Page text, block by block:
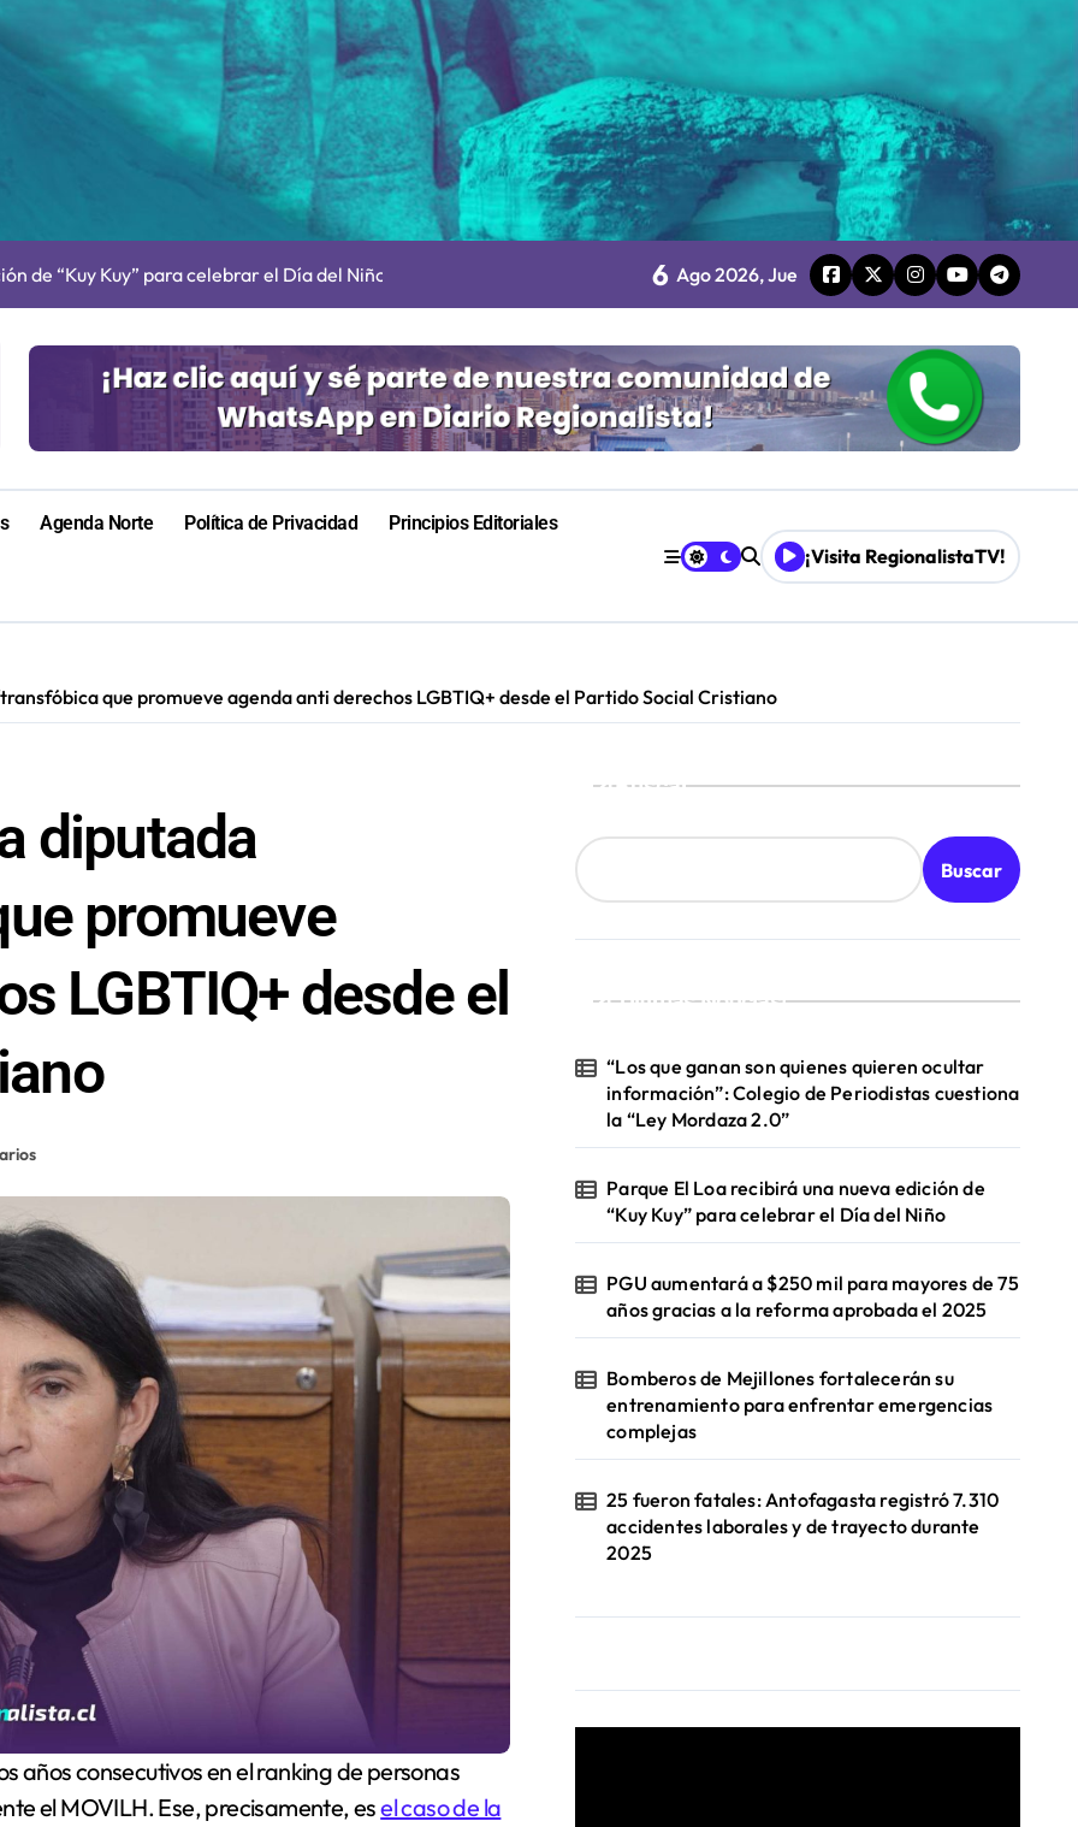
ruta eléctrica de carga de casi 500 kilómetros
información”: Colegio de Periodistas cuestiona la “Ley Mordaza 2.0”
de “Kuy Kuy” para celebrar el Día del Niño
de 75 años gracias a la reforma aprobada el 2025
entrenamiento para enfrentar emergencias complejas
7.310 accidentes laborales y de trayecto durante 2025
que apuesta por la música queer y la representación sáfica
a autor de femicidio tentado contra calameña
Premios Regionales “Linterna de Papel” 2026
su primer año consolidándose como polo de encuentro y entretenimiento local
ruta eléctrica de carga de casi 500 kilómetros
6 Ago 2026, Jue
Agenda Norte Política de Privacidad Principios Editoriales
¡Visita RegionalistaTV!
que promueve agenda anti derechos LGBTIQ+ desde el Partido Social Cristiano
diputada
promueve
LGBTIQ+ desde el
años consecutivos en el ranking de personas
el MOVILH. Ese, precisamente, esel caso de la
Buscar
Buscar
¡Ultimas Noticias!
“Los que ganan son quienes quieren ocultar
información”: Colegio de Periodistas cuestiona
la “Ley Mordaza 2.0”
Parque El Loa recibirá una nueva edición de
“Kuy Kuy” para celebrar el Día del Niño
PGU aumentará a $250 mil para mayores de 75
años gracias a la reforma aprobada el 2025
Bomberos de Mejillones fortalecerán su
entrenamiento para enfrentar emergencias
complejas
25 fueron fatales: Antofagasta registró 7.310
accidentes laborales y de trayecto durante
2025